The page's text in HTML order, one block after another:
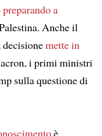
preparando a
Anche il
decisionemette in
i primi ministri
sulla questione di
è